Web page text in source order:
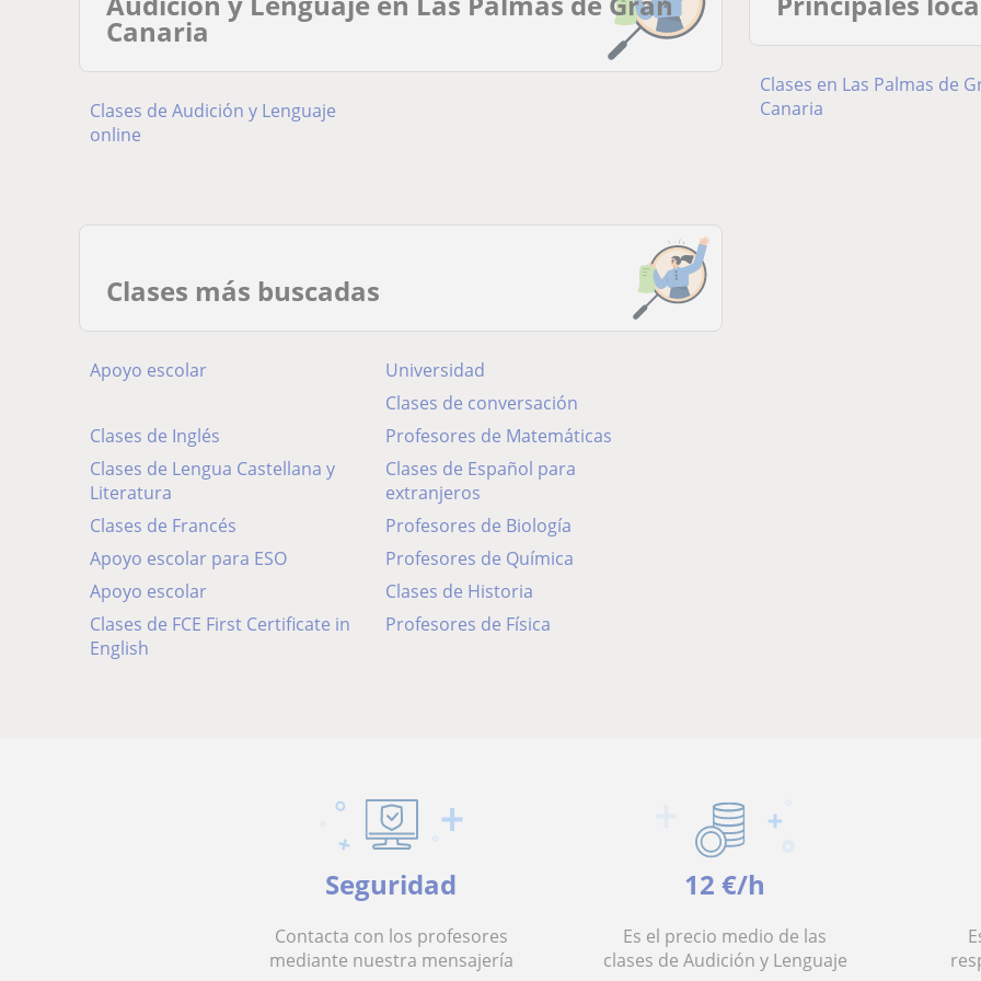
Canaria
Clases de Audición y Lenguaje
online
Clases en Las Palmas de
Canaria
Clases más buscadas
Apoyo escolar
Universidad
Clases de conversación
Clases de Inglés
Profesores de Matemáticas
Clases de Lengua Castellana y
Literatura
Clases de Español para
extranjeros
Clases de Francés
Profesores de Biología
Apoyo escolar para ESO
Profesores de Química
Apoyo escolar
Clases de Historia
Clases de FCE First Certificate in
English
Profesores de Física
Seguridad
Contacta con los profesores
mediante nuestra mensajería
12 €/h
Es el precio medio de las
clases de Audición y Lenguaje